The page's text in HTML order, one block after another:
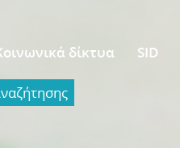
δίκτυα SID